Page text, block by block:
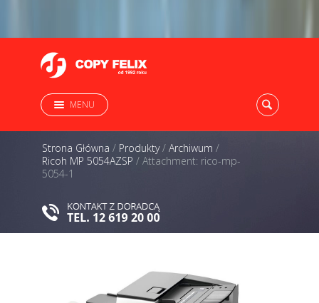
MENU
Strona Główna / Produkty/ Archiwum /
Ricoh MP 5054AZSP / Attachment: rico-mp-
5054-1